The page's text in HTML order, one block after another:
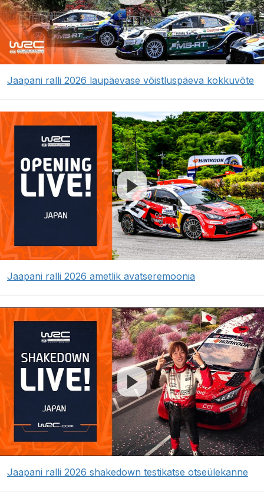
Jaapani ralli 2026 laupäevase võistluspäeva kokkuvõte
Jaapani ralli 2026 ametlik avatseremoonia
Jaapani ralli 2026 shakedown testikatse otseülekanne